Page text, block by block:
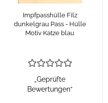
Impfpasshülle Filz
dunkelgrau Pass - Hülle
Motiv Katze blau
„Geprüfte
Bewertungen“